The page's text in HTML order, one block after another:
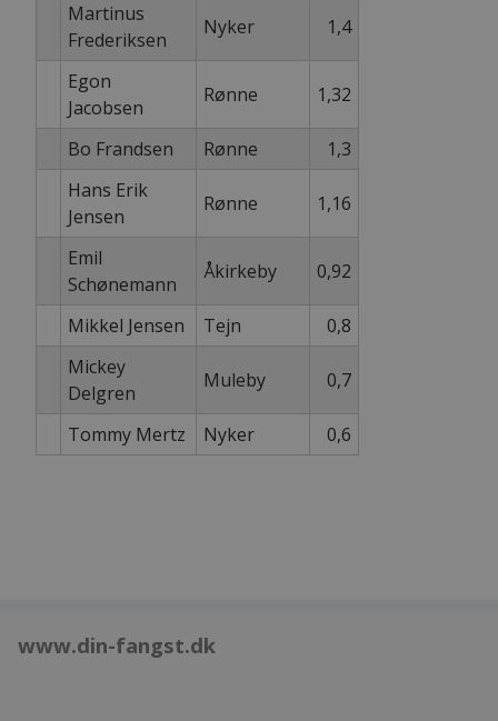
Martinus
Frederiksen
Nyker 1,4
Egon
Jacobsen
Rønne 1,32
Bo Frandsen Rønne
1,3
Hans Erik
Jensen
Rønne 1,16
Emil
Schønemann
Åkirkeby 0,92
Mikkel Jensen Tejn
0,8
Mickey
Delgren
Muleby 0,7
Tommy Mertz Nyker 0,6
www.din-fangst.dk